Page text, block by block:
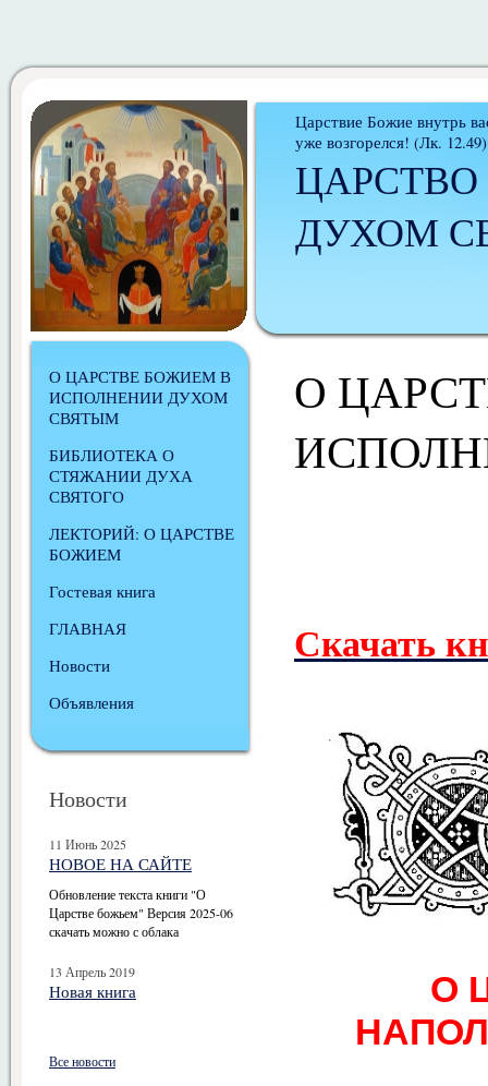
Царствие Божие внутрь
уже возгорелся! (Лк. 12.49)
ДУХОМ
О ЦАРСТВЕ БОЖИЕМ В
ИСПОЛНЕНИИ ДУХОМ
СВЯТЫМ
БИБЛИОТЕКА О
СТЯЖАНИИ ДУХА
СВЯТОГО
ЛЕКТОРИЙ: О ЦАРСТВЕ
БОЖИЕМ
Гостевая книга
ГЛАВНАЯ
Новости
Объявления
Новости
11 Июнь 2025
НОВОЕ НА САЙТЕ
Обновление текста книги "О
Царстве божьем" Версия 2025-06
скачать можно с облака
13 Апрель 2019
Новая книга
Все новости
О
Скачать
О